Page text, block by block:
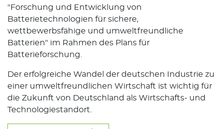
"Forschung und Entwicklung von
Batterietechnologien für sichere,
wettbewerbsfähige und umweltfreundliche
Batterien" im Rahmen des Plans für
Batterieforschung.
Der erfolgreiche Wandel der deutschen Industrie zu
einer umweltfreundlichen Wirtschaft ist wichtig für
die Zukunft von Deutschland als Wirtschafts- und
Technologiestandort.